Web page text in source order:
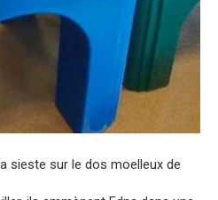
sieste sur le dos moelleux de